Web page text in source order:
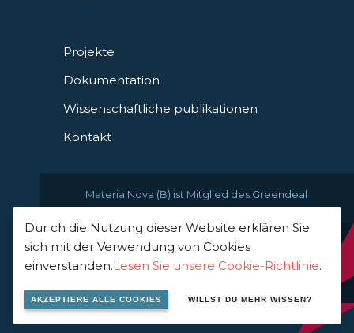
Projekte
Dokumentation
Wissenschaftliche publikationen
Kontakt
Materia Nova (B) ist Mitglied des Greendeal
© 2021 Materia Nova -
innovation center
Dur ch die Nutzung dieser Website erklären Sie
sich mit der Verwendung von Cookies
einverstanden.Lesen Sie unsere Cookie-Richtlinie.
AKZEPTIERE ALLE COOKIES WILLST DU MEHR WISSEN?